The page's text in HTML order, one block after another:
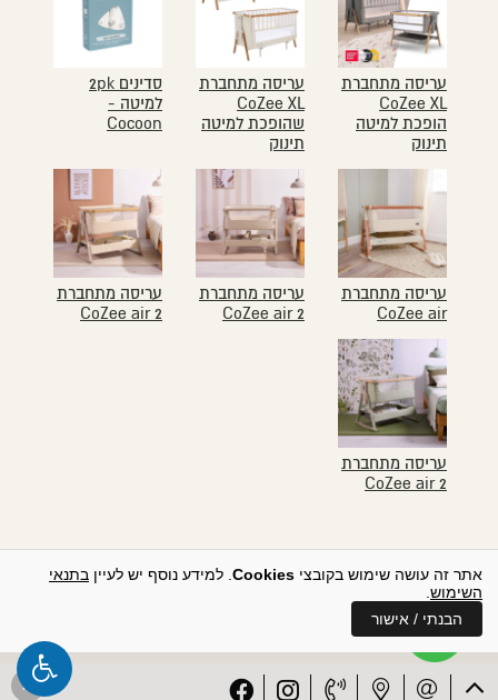
סל הקניות שלי
עריסה מתחברת
CoZee XL
הופכת למיטה
תינוק
עריסה מתחברת
CoZee XL
שהופכת למיטה
תינוק
סדינים 2pk
למיטה -
Cocoon
עריסה מתחברת
CoZee air
עריסה מתחברת
CoZee air 2
עריסה מתחברת
CoZee air 2
עריסה מתחברת
CoZee air 2
+
אתר זה עושה שימוש בקובצי Cookies . למידע נוסף יש לעיין בתנאי
השימוש
הבנתי / אישור